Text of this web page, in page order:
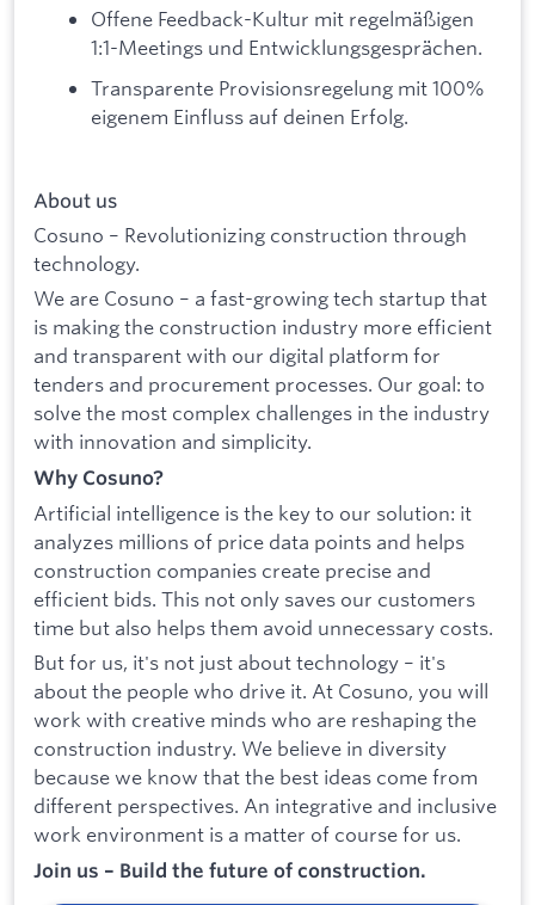
Offene Feedback-Kultur mit regelmäßigen
1:1-Meetings und Entwicklungsgesprächen.
Transparente Provisionsregelung mit 100%
eigenem Einfluss auf deinen Erfolg.
About us
Cosuno – Revolutionizing construction through
technology.
We are Cosuno – a fast-growing tech startup that
is making the construction industry more efficient
and transparent with our digital platform for
tenders and procurement processes. Our goal: to
solve the most complex challenges in the industry
with innovation and simplicity.
Why Cosuno?
Artificial intelligence is the key to our solution: it
analyzes millions of price data points and helps
construction companies create precise and
efficient bids. This not only saves our customers
time but also helps them avoid unnecessary costs.
But for us, it's not just about technology – it's
about the people who drive it. At Cosuno, you will
work with creative minds who are reshaping the
construction industry. We believe in diversity
because we know that the best ideas come from
different perspectives. An integrative and inclusive
work environment is a matter of course for us.
Join us – Build the future of construction.